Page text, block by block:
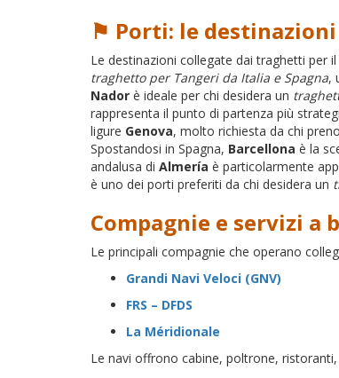
⚑ Porti: le
Le destinazioni collegate dai traghetti per
traghetto per Tangeri da Italia e Spagna,
Nador è ideale per chi desidera un
rappresenta il punto di partenza più
ligure Genova, molto richiesta da chi
Spostandosi in Spagna, Barcellona è la
andalusa di Almería è particolarmente
è uno dei porti preferiti da chi desidera un
Compagnie e servizi a
Le principali compagnie che operano
Grandi Navi Veloci (GNV)
FRS – DFDS
La Méridionale
Le navi offrono cabine, poltrone,